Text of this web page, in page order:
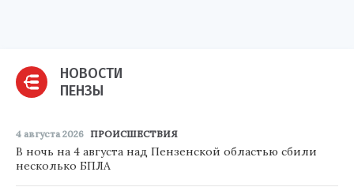
НОВОСТИ
ПЕНЗЫ
4 августа 2026 ПРОИСШЕСТВИЯ
В ночь на 4 августа над Пензенской областью сбили
несколько БПЛА